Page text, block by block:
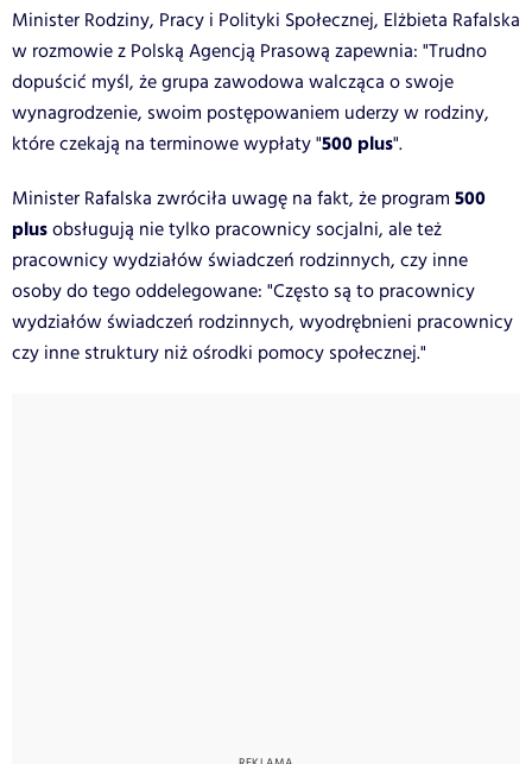
Minister Rodziny, Pracy i Polityki Społecznej, Elżbieta Rafalska
w rozmowie z Polską Agencją Prasową zapewnia: "Trudno
dopuścić myśl, że grupa zawodowa walcząca o swoje
wynagrodzenie, swoim postępowaniem uderzy w rodziny,
które czekają na terminowe wypłaty "500 plus".
Minister Rafalska zwróciła uwagę na fakt, że program 500
plusobsługują nie tylko pracownicy socjalni, ale też
pracownicy wydziałów świadczeń rodzinnych, czy inne
osoby do tego oddelegowane: "Często są to pracownicy
wydziałów świadczeń rodzinnych, wyodrębnieni pracownicy
czy inne struktury niż ośrodki pomocy społecznej."